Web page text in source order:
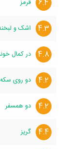
6.4 قرمز
4.3 اشک و
4.8 در کمال
4.2 دو روی سکه
4.2 دو همسفر
4.4 گریز